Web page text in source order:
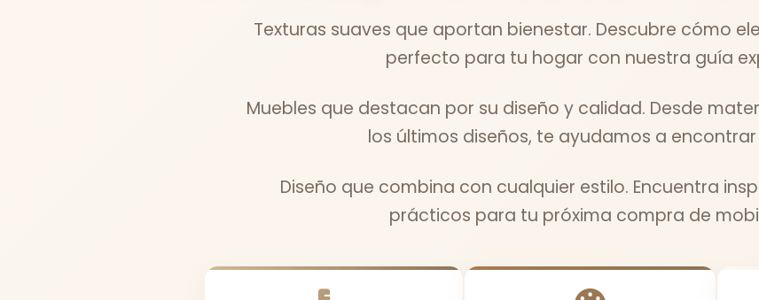
Texturas suaves que aportan bienestar. Descubre cómo
perfecto para tu hogar con nuestra guía
Muebles que destacan por su diseño y calidad. Desde
los últimos diseños, te ayudamos a encontrar
Diseño que combina con cualquier estilo. Encuentra
prácticos para tu próxima compra de